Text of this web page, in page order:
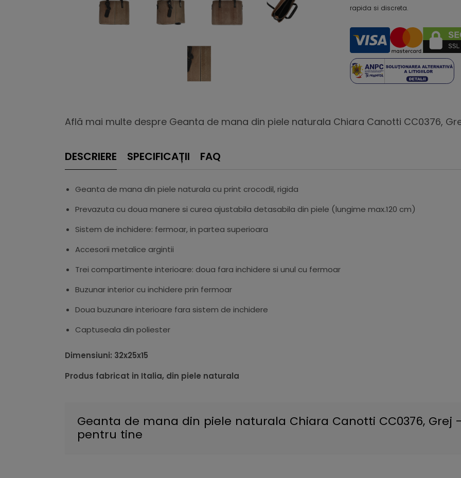
rapida si discreta.
Află mai multe despre Geanta de mana din piele naturala Chiara Canotti CC0376,
DESCRIERE SPECIFICAȚII FAQ
Geanta de mana din piele naturala cu print crocodil, rigida
Prevazuta cu doua manere si curea ajustabila detasabila din piele (lungime max.120 cm)
Sistem de inchidere: fermoar, in partea superioara
Accesorii metalice argintii
Trei compartimente interioare: doua fara inchidere si unul cu fermoar
Buzunar interior cu inchidere prin fermoar
Doua buzunare interioare fara sistem de inchidere
Captuseala din poliester
Dimensiuni: 32x25x15
Produs fabricat in Italia, din piele naturala
Geanta de mana din piele naturala Chiara Canotti CC0376, Grej
pentru tine